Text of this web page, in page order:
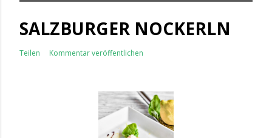
SALZBURGER NOCKERLN
Teilen Kommentar veröffentlichen